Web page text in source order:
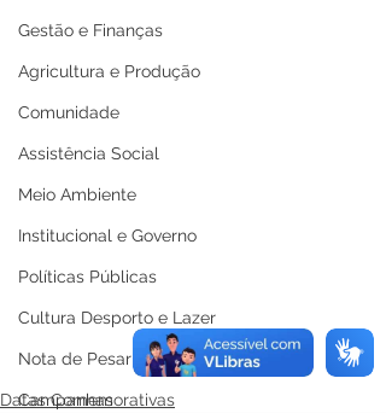
Gestão e Finanças
Agricultura e Produção
Comunidade
Assistência Social
Meio Ambiente
Institucional e Governo
Políticas Públicas
Cultura Desporto e Lazer
Nota de Pesar
Campanhas
Datas Comemorativas